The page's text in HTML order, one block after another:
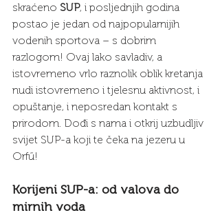
skraćeno SUP, i posljednjih godina
postao je jedan od najpopularnijih
vodenih sportova – s dobrim
razlogom! Ovaj lako savladiv, a
istovremeno vrlo raznolik oblik kretanja
nudi istovremeno i tjelesnu aktivnost, i
opuštanje, i neposredan kontakt s
prirodom. Dođi s nama i otkrij uzbudljiv
svijet SUP-a koji te čeka na jezeru u
Orfű!
Korijeni SUP-a: od valova do
mirnih voda